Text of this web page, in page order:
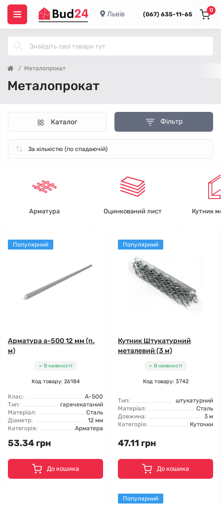
Львів (067) 635-11-65
0
Металопрокат
Металопрокат
Фільтр
Каталог
Арматура Оцинкований лист Кутник
Популярний
Арматура а-500 12 мм (п.
м)
В наявності
Код товару: 26184
Клас:
А-500
Тип:
гарячекатаний
Матеріал:
Сталь
Діаметр:
12 мм
Категорія:
Арматера
53.34 грн
До кошика
Популярний
Кутник Штукатурний
металевий (3 м)
В наявності
Код товару: 3742
Тип:
штукатурний
Матеріал:
Сталь
Довжина:
3 м
Категорія:
Куточки
47.11 грн
До кошика
Популярний